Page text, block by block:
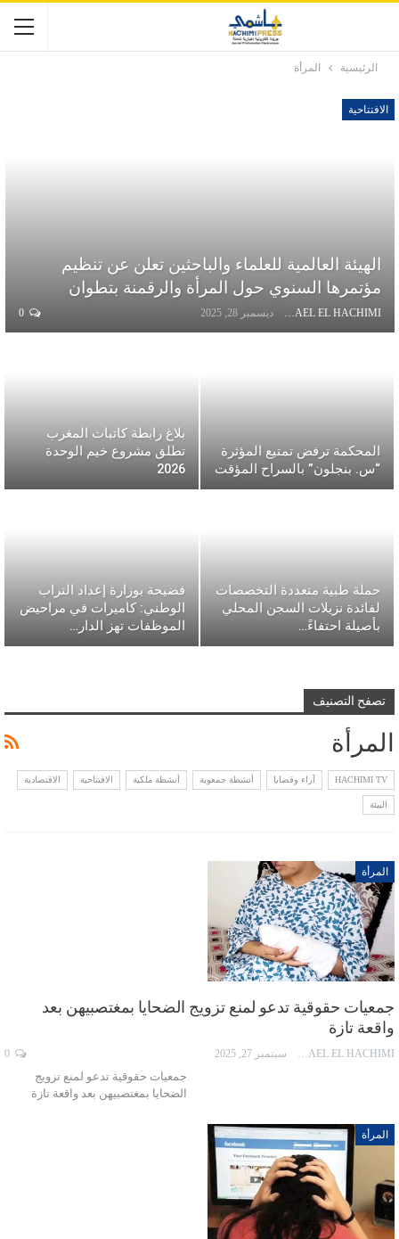
الرئيسية المرأة
الافتتاحية
الهيئة العالمية للعلماء والباحثين تعلن عن تنظيم
مؤتمرها السنوي حول المرأة والرقمنة بتطوان
ISMAEL EL HACHIMI ديسمبر 28, 2025
المحكمة ترفض تمتيع المؤثرة
“س. بنجلون” بالسراح المؤقت
بلاغ رابطة كاتبات المغرب
تطلق مشروع خيم الوحدة
2026
حملة طبية متعددة التخصصات
لفائدة نزيلات السجن المحلي
بأصيلة احتفاءً…
فضيحة بوزارة إعداد التراب
الوطني: كاميرات في مراحيض
الموظفات تهز الدار…
تصفح التصنيف
المرأة
HACHIMI TV آراء وقضايا أنشطة جمعوية أنشطة ملكية الافتتاحية الاقتصادية
البيئة
المرأة
جمعيات حقوقية تدعو لمنع تزويج الضحايا بمغتصبيهن بعد
واقعة تازة
سبتمبر 27, 2025
جمعيات حقوقية تدعو لمنع تزويج
الضحايا بمغتصبيهن بعد واقعة تازة
المرأة